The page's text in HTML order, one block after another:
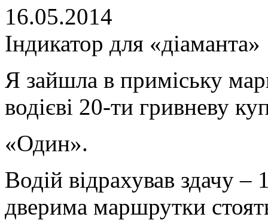
16.05.2014
Індикатор для «діаманта»
Я зайшла в приміську
водієві 20-ти гривневу
«Один».
Водій відрахував здачу
дверима маршрутки